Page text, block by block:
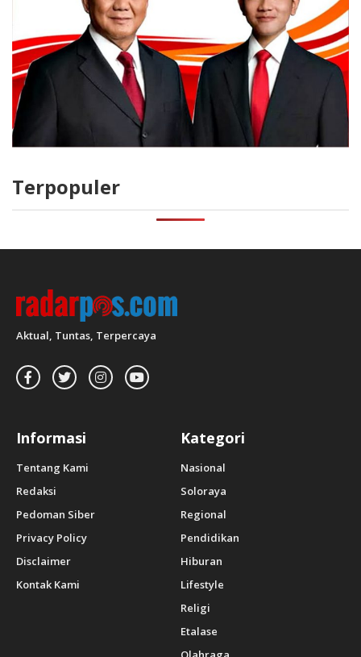
Terpopuler
Aktual, Tuntas, Terpercaya
Informasi
Tentang Kami
Redaksi
Pedoman Siber
Privacy Policy
Disclaimer
Kontak Kami
Kategori
Nasional
Soloraya
Regional
Pendidikan
Hiburan
Lifestyle
Religi
Etalase